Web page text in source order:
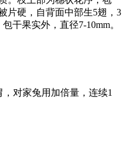
片硬，自背面中部生5翅，3
干果实外，直径7-10mm。
，对家兔用加倍量，连续1